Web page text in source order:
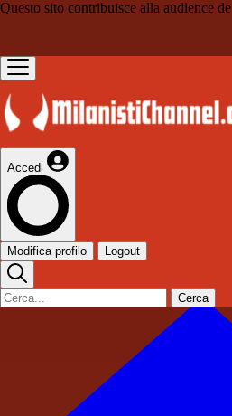
Questo sito contribuisce alla audience de
Accedi
Modifica profilo Logout
Cerca